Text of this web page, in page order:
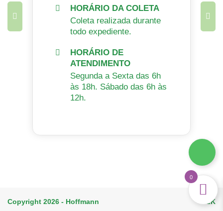
HORÁRIO DA COLETA
Coleta realizada durante
todo expediente.
HORÁRIO DE
ATENDIMENTO
Segunda a Sexta das 6h
às 18h. Sábado das 6h às
12h.
Copyright 2026 - Hoffmann H2K
0